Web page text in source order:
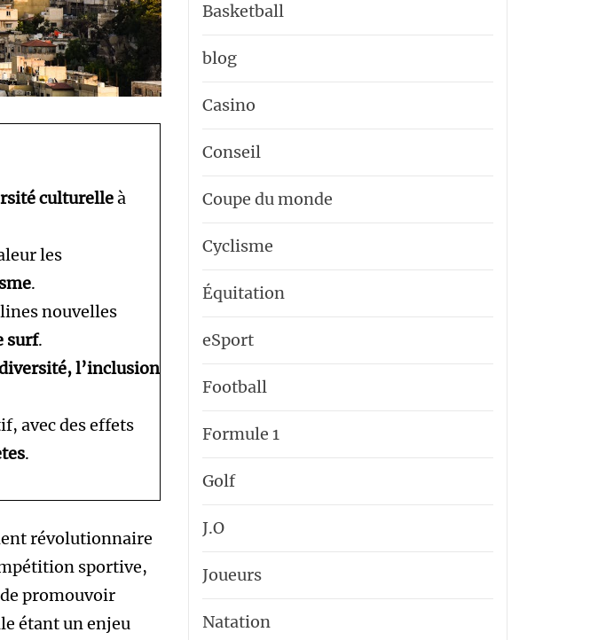
culturelleà
les
.
nouvelles
surf.
l’inclusion
avec des effets
.
révolutionnaire
sportive,
promouvoir
étant un enjeu
Basketball
blog
Casino
Conseil
Coupe du monde
Cyclisme
Équitation
eSport
Football
Formule 1
Golf
J.O
Joueurs
Natation